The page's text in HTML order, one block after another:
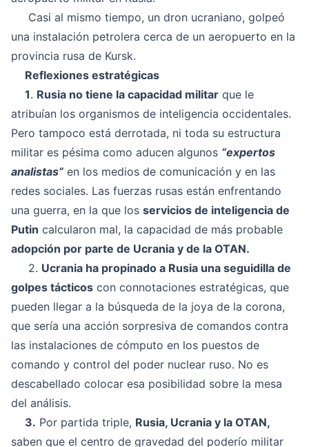
Casi al mismo tiempo, un dron ucraniano, golpeó
una instalación petrolera cerca de un aeropuerto en la
provincia rusa de Kursk.
Reflexiones estratégicas
1. Rusia no tiene la capacidad militar que le
atribuían los organismos de inteligencia occidentales.
Pero tampoco está derrotada, ni toda su estructura
militar es pésima como aducen algunos “expertos
analistas” en los medios de comunicación y en las
redes sociales. Las fuerzas rusas están enfrentando
una guerra, en la que los servicios de inteligencia de
Putin calcularon mal, la capacidad de más probable
adopción por parte de Ucrania y de la OTAN.
2. Ucrania ha propinado a Rusia una seguidilla de
golpes tácticos con connotaciones estratégicas, que
pueden llegar a la búsqueda de la joya de la corona,
que sería una acción sorpresiva de comandos contra
las instalaciones de cómputo en los puestos de
comando y control del poder nuclear ruso. No es
descabellado colocar esa posibilidad sobre la mesa
del análisis.
3. Por partida triple, Rusia, Ucrania y la OTAN,
saben que el centro de gravedad del poderío militar